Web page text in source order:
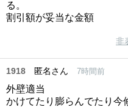
る。
割引額が妥当な金額
非
1918 匿名さん 7時間前
外壁適当
かけてたり膨らんでたり今